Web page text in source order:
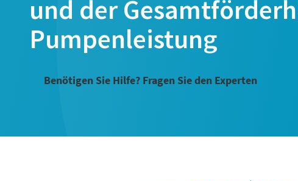
und der
Pumpenleistung
Benötigen Sie Hilfe? Fragen Sie den Experten